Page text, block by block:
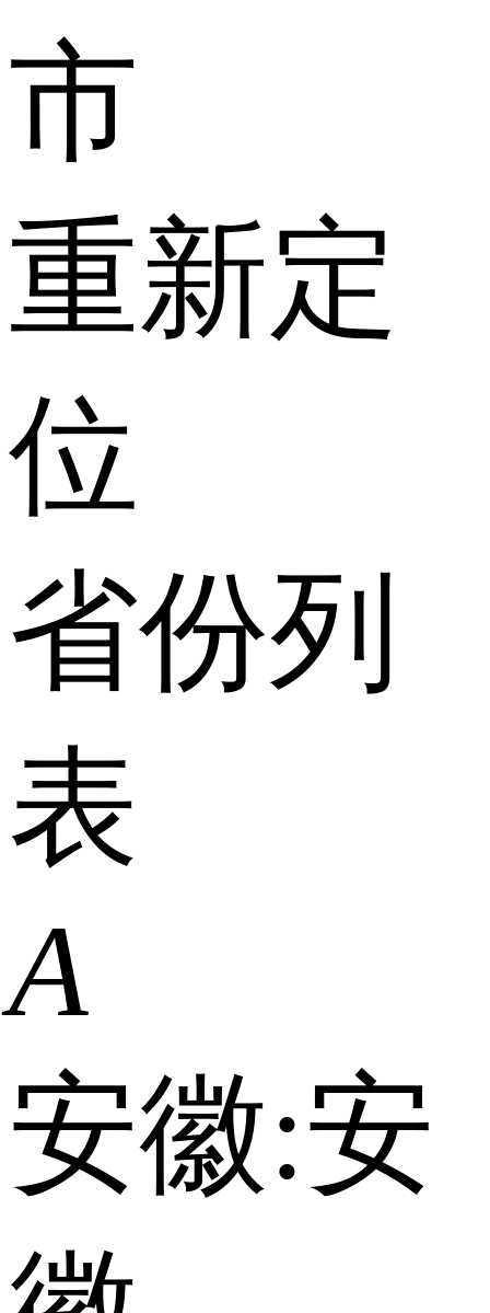
市
重新定
位
省份列
表
A
安徽:安